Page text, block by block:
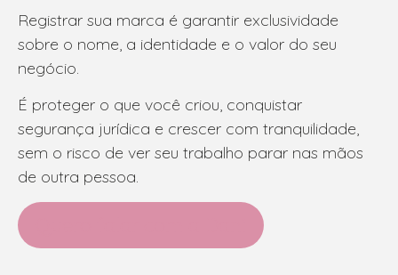
Registrar sua marca é garantir exclusividade
sobre o nome, a identidade e o valor do seu
negócio.
É proteger o que você criou, conquistar
segurança jurídica e crescer com tranquilidade,
sem o risco de ver seu trabalho parar nas mãos
de outra pessoa.